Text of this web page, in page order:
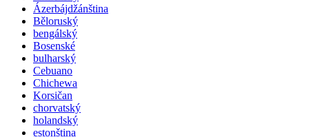
Ázerbájdžánština
Běloruský
bengálský
Bosenské
bulharský
Cebuano
Chichewa
Korsičan
chorvatský
holandský
estonština